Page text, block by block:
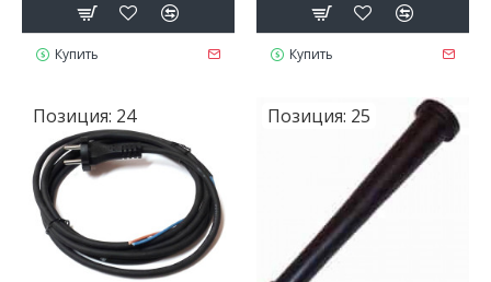
Купить Купить
Позиция: 24 Позиция: 25